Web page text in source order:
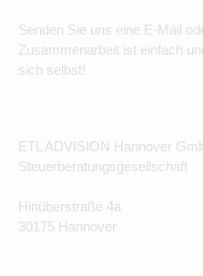
Senden Sie uns eine E-Mail
Zusammenarbeit ist einfach
sich selbst!
ETL ADVISION Hannover
Steuerberatungsgesellschaft
Hinüberstraße 4a
30175 Hannover